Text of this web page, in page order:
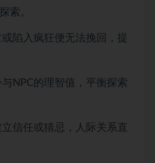
索。
陷入疯狂便无法挽回，提
NPC的理智值，平衡探索
信任或猜忌，人际关系直